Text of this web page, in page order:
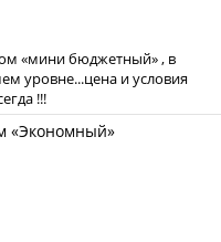
«мини бюджетный» , в
уровне...цена и условия
!!!